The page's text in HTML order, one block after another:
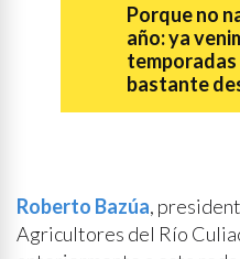
Porque no
año: ya
temporadas
bastante
Roberto Bazúa,
Agricultores del Río